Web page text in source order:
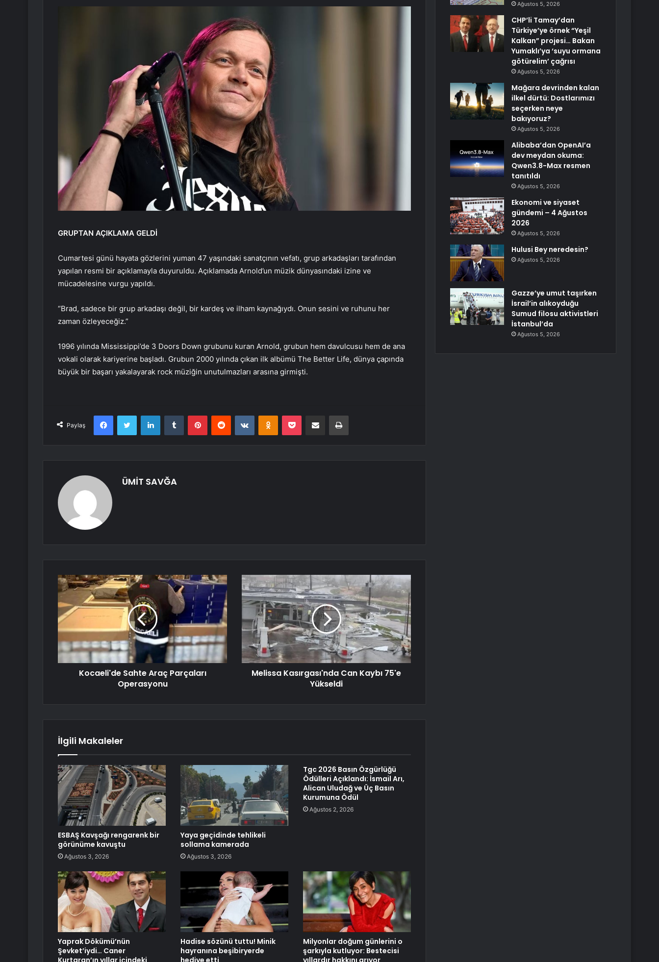
GRUPTAN AÇIKLAMA GELDİ
Cumartesi günü hayata gözlerini yuman 47 yaşındaki sanatçının vefatı, grup arkadaşları tarafından
yapılan resmi bir açıklamayla duyuruldu. Açıklamada Arnold’un müzik dünyasındaki izine ve
mücadelesine vurgu yapıldı.
“Brad, sadece bir grup arkadaşı değil, bir kardeş ve ilham kaynağıydı. Onun sesini ve ruhunu her
zaman özleyeceğiz.”
1996 yılında Mississippi’de 3 Doors Down grubunu kuran Arnold, grubun hem davulcusu hem de ana
vokali olarak kariyerine başladı. Grubun 2000 yılında çıkan ilk albümü The Better Life, dünya çapında
büyük bir başarı yakalayarak rock müziğin unutulmazları arasına girmişti.
Paylaş
FacebookTwitter LinkedInTumblr PinterestReddit VKontakteOdnoklassniki
Pocket E-Posta ile paylaş Yazdır
ÜMİT SAVĞA
Kocaeli'de Sahte Araç Parçaları
Operasyonu
Melissa Kasırgası'nda Can Kaybı 75'e
Yükseldi
İlgili Makaleler
ESBAŞ Kavşağı rengarenk bir
görünüme kavuştu
Ağustos 3, 2026
Yaya geçidinde tehlikeli
sollama kamerada
Ağustos 3, 2026
Tgc 2026 Basın Özgürlüğü
Ödülleri Açıklandı: İsmail Arı,
Alican Uludağ ve Üç Basın
Kurumuna Ödül
Ağustos 2, 2026
Yaprak Dökümü’nün
Şevket’iydi… Caner
Hadise sözünü tuttu! Minik
hayranına beşibiryerde
Milyonlar doğum günlerini o
şarkıyla kutluyor: Bestecisi
Ağustos 5, 2026
CHP’li Tamay’dan
Türkiye’ye örnek “Yeşil
Kalkan” projesi… Bakan
Yumaklı’ya ‘suyu ormana
götürelim’ çağrısı
Ağustos 5, 2026
Mağara devrinden kalan
ilkel dürtü: Dostlarımızı
seçerken neye
bakıyoruz?
Ağustos 5, 2026
Alibaba’dan OpenAI’a
dev meydan okuma:
Qwen3.8-Max resmen
tanıtıldı
Ağustos 5, 2026
Ekonomi ve siyaset
gündemi – 4 Ağustos
2026
Ağustos 5, 2026
Hulusi Bey neredesin?
Ağustos 5, 2026
Gazze’ye umut taşırken
İsrail’in alıkoyduğu
Sumud filosu aktivistleri
İstanbul’da
Ağustos 5, 2026